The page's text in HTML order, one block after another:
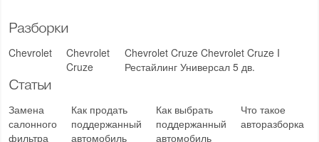
Разборки
Chevrolet
Chevrolet
Cruze
Chevrolet Cruze Chevrolet Cruze I
Рестайлинг Универсал 5 дв.
Статьи
Замена
салонного
фильтра
Как продать
поддержанный
автомобиль
Как выбрать
поддержанный
автомобиль
Что такое
авторазборка